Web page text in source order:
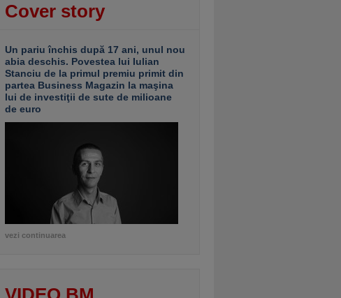
Cover story
Un pariu închis după 17 ani, unul nou
abia deschis. Povestea lui Iulian
Stanciu de la primul premiu primit din
partea Business Magazin la maşina
lui de investiţii de sute de milioane
de euro
vezi continuarea